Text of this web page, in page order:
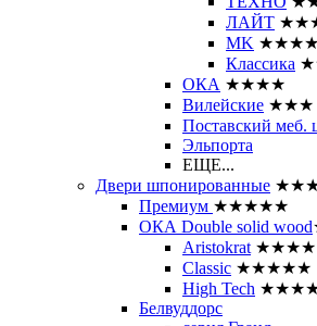
ЛАЙТ
MK
Классика
ОКА ★★★★
Вилейские ★★★
Поставский меб.
Эльпорта
ЕЩЕ...
Двери шпонированные
Премиум ★★★★★
ОКА Double solid wood
Aristokrat
Classic ★★★★★
High Tech
Белвуддорс